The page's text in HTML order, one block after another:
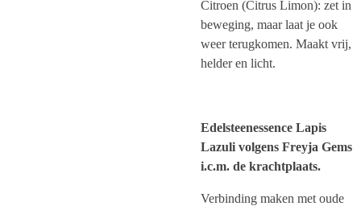
Citroen (Citrus Limon): zet in
beweging, maar laat je ook
weer terugkomen. Maakt vrij,
helder en licht.
Edelsteenessence Lapis
Lazuli volgens Freyja Gems
i.c.m. de krachtplaats.
Verbinding maken met oude